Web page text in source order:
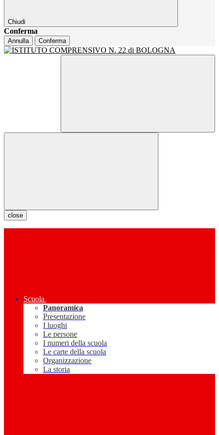
Chiudi
Conferma
Annulla Conferma
close
Scuola
Panoramica
Presentazione
I luoghi
Le persone
I numeri della scuola
Le carte della scuola
Organizzazione
La storia